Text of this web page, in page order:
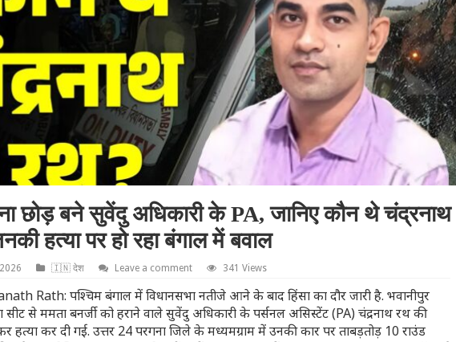
छोड़ बने सुवेंदु अधिकारी के PA, जानिए कौन थे चंद्रनाथ
हत्या पर हो रहा बंगाल में बवाल
🇮🇳 देश Leave a comment 341 Views
Rath: पश्चिम बंगाल में विधानसभा नतीजे आने के बाद हिंसा का दौर जारी है. भवानीपुर
सीट से ममता बनर्जी को हराने वाले सुवेंदु अधिकारी के पर्सनल असिस्टेंट (PA) चंद्रनाथ रथ की
हत्या कर दी गई. उत्तर 24 परगना जिले के मध्यमग्राम में उनकी कार पर ताबड़तोड़ 10 राउंड